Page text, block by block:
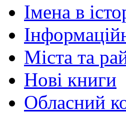
Імена в
Міста та
Нові книги
Обласний